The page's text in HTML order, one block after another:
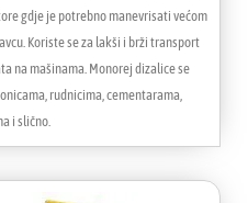
gdje je potrebno manevrisati većom
Koriste se za lakši i brži transport
na mašinama. Monorej dizalice se
rudnicima, cementarama,
i slično.